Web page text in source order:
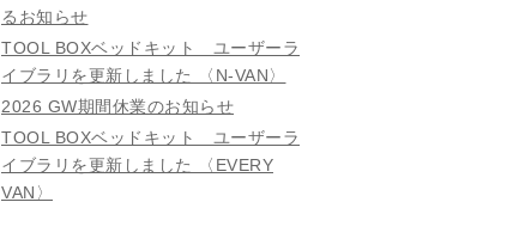
るお知らせ
TOOL BOXベッドキット ユーザーラ
イブラリを更新しました 〈N-VAN〉
2026 GW期間休業のお知らせ
TOOL BOXベッドキット ユーザーラ
イブラリを更新しました 〈EVERY
VAN〉